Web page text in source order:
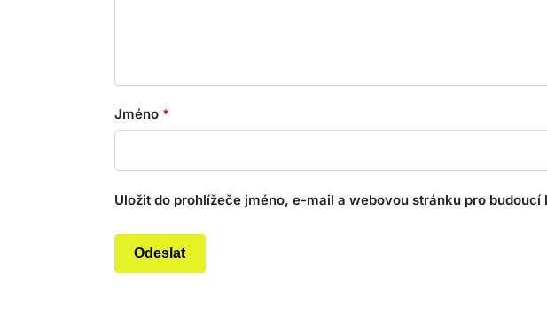
Jméno *
Uložit do prohlížeče jméno, e-mail a webovou stránku pro budoucí